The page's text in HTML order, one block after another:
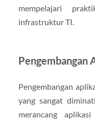
mempelajari
infrastruktur TI.
Pengembangan
Pengembangan
yang sangat
merancang